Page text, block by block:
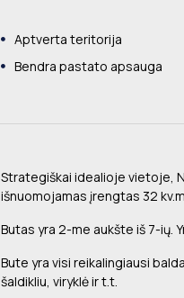
Aptverta teritorija
Bendra pastato apsauga
Strategiškai idealioje vietoje,
išnuomojamas įrengtas 32
Butas yra 2-me aukšte iš 7-ių.
Bute yra visi reikalingiausi
šaldikliu, viryklė ir t.t.